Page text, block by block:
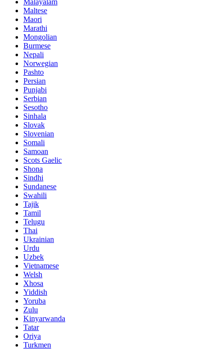
Maltese
Maori
Marathi
Mongolian
Burmese
Nepali
Norwegian
Pashto
Persian
Punjabi
Serbian
Sesotho
Sinhala
Slovak
Slovenian
Somali
Samoan
Scots Gaelic
Shona
Sindhi
Sundanese
Swahili
Tajik
Tamil
Telugu
Thai
Ukrainian
Urdu
Uzbek
Vietnamese
Welsh
Xhosa
Yiddish
Yoruba
Zulu
Kinyarwanda
Tatar
Oriya
Turkmen